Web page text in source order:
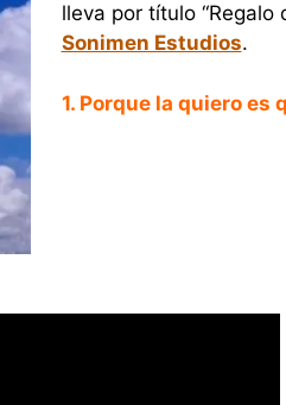
lleva por título “Regalo
Sonimen Estudios.
1. Porque la quiero es